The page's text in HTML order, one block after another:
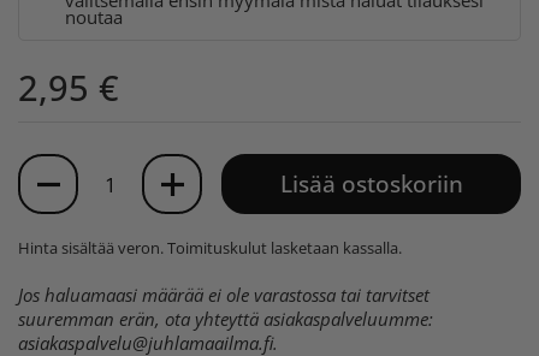
noutaa
2,95 €
Määrä
Lisää ostoskoriin
Hinta sisältää veron.Toimituskulut lasketaan kassalla.
Jos haluamaasi määrää ei ole varastossa tai tarvitset
suuremman erän, ota yhteyttä asiakaspalveluumme:
asiakaspalvelu@juhlamaailma.fi.